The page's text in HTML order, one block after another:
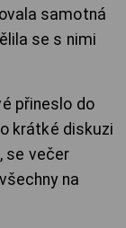
samotná
se s nimi
přineslo do
krátké diskuzi
se večer
na